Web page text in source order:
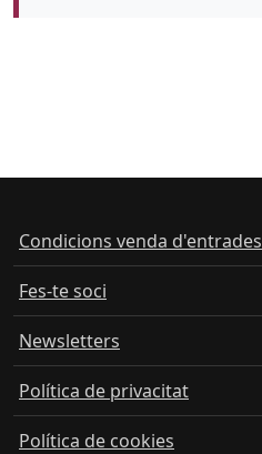
Condicions venda d'entrades
Fes-te soci
Newsletters
Política de privacitat
Política de cookies